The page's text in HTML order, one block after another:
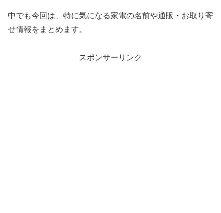
中でも今回は、特に気になる家電の名前や通販・お取り寄
せ情報をまとめます。
スポンサーリンク